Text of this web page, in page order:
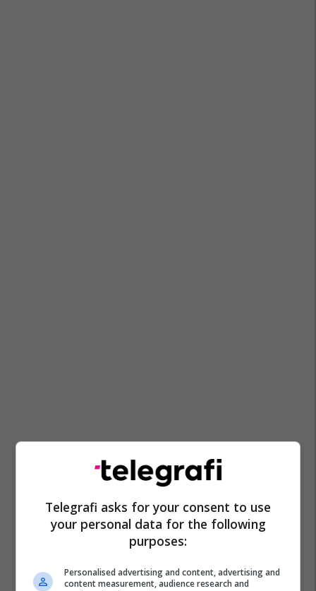
Telegrafi asks for your consent to use
your personal data for the following
purposes:
Personalised advertising and content, advertising and
content measurement, audience research and